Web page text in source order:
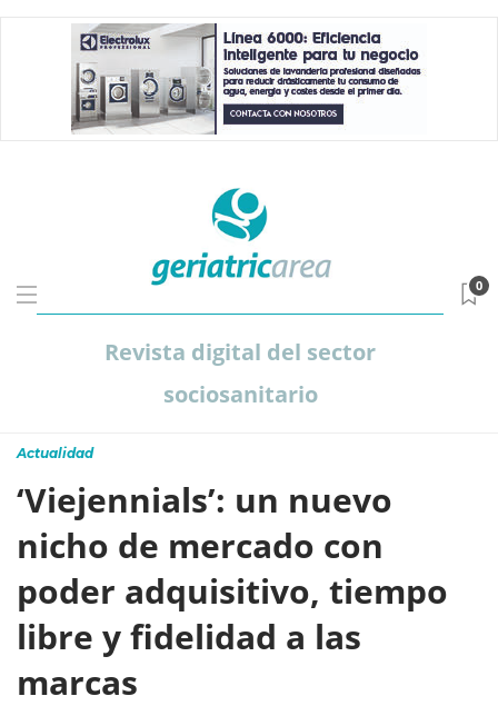
Revista digital del sector
sociosanitario
0
Actualidad
‘Viejennials’: un nuevo
nicho de mercado con
poder adquisitivo, tiempo
libre y fidelidad a las
marcas